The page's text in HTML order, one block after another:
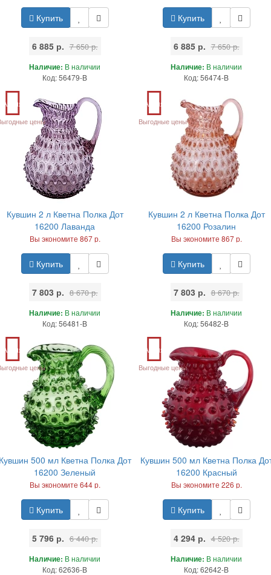
Купить
6 885 р. 7 650 р.
Наличие: В наличии
Код: 56479-B
Купить
6 885 р. 7 650 р.
Наличие: В наличии
Код: 56474-B
Акция
цены
Кувшин 2 л Кветна Полка Дот
16200 Лаванда
Вы экономите 867 р.
Купить
7 803 р. 8 670 р.
Наличие: В наличии
Код: 56481-B
Акция
Выгодные цены
Кувшин 2 л Кветна Полка Дот
16200 Розалин
Вы экономите 867 р.
Купить
7 803 р. 8 670 р.
Наличие: В наличии
Код: 56482-B
Акция
цены
500 мл Кветна Полка Дот
16200 Зеленый
Вы экономите 644 р.
Купить
5 796 р. 6 440 р.
Наличие: В наличии
Код: 62636-B
Акция
Выгодные цены
Кувшин 500 мл Кветна Полка
16200 Красный
Вы экономите 226 р.
Купить
4 294 р. 4 520 р.
Наличие: В наличии
Код: 62642-B